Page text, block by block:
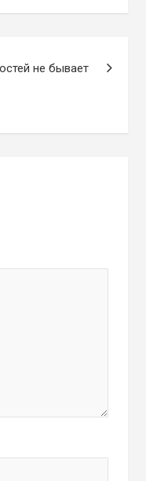
не бывает